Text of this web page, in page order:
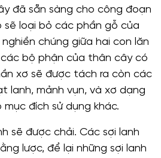
đã sẵn sàng cho công đoạn
sẽ loại bỏ các phần gỗ của
chúng giữa hai con lăn
bộ phận của thân cây có
xơ sẽ được tách ra còn các
lanh, mảnh vụn, và xơ dạng
đích sử dụng khác.
sẽ được chải. Các sợi lanh
lược, để lại những sợi lanh